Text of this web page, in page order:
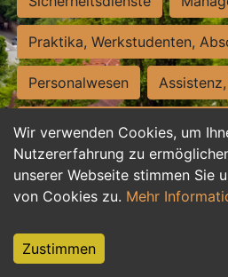
Wir verwenden Cookies, um
Nutzererfahrung zu
unserer Webseite stimmen Sie
von Cookies zu. Mehr
Zustimmen
Praktika, Werkstudenten,
Personalwesen
Hilfskräfte, Aushilfs- und
Einkauf, Logistik,
Weiterbildung, Studium, duale
Tourismus